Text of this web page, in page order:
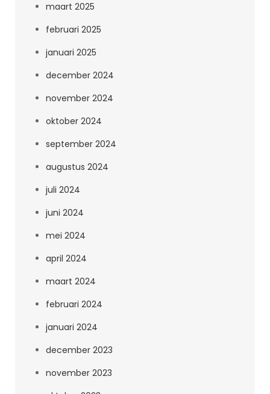
maart 2025
februari 2025
januari 2025
december 2024
november 2024
oktober 2024
september 2024
augustus 2024
juli 2024
juni 2024
mei 2024
april 2024
maart 2024
februari 2024
januari 2024
december 2023
november 2023